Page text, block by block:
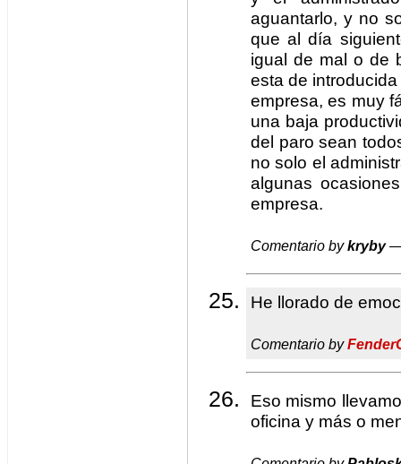
aguantarlo, y no
que al día
igual de mal o de
esta de
empresa, es muy
una baja
del paro sean
no solo el
algunas
empresa.
Comentario bykryby—
He llorado de
Comentario by
Eso mismo
oficina y más o